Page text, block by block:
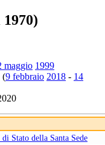
maggio 1999
(9 febbraio 2018 - 14
di Stato della Santa Sede